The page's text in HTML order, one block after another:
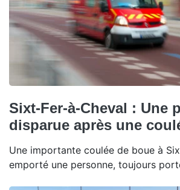
Sixt-Fer-à-Cheval : Une
disparue après une
Une importante coulée de boue à
emporté une personne, toujours